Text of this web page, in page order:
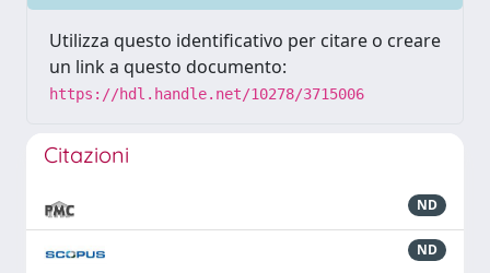
Utilizza questo identificativo per citare o creare
un link a questo documento:
https://hdl.handle.net/10278/3715006
Citazioni
ND
ND